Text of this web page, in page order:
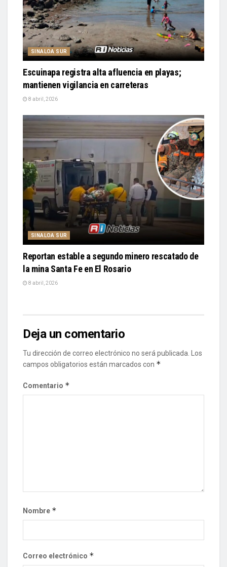
SINALOA SUR
Escuinapa registra alta afluencia en playas;
mantienen vigilancia en carreteras
8 abril, 2026
SINALOA SUR
Reportan estable a segundo minero rescatado de
la mina Santa Fe en El Rosario
8 abril, 2026
Deja un comentario
Tu dirección de correo electrónico no será publicada.
Los
campos obligatorios están marcados con *
Comentario *
Nombre *
Correo electrónico *